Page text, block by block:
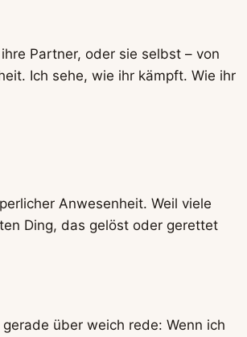
Partner, oder sie selbst – von
Ich sehe, wie ihr kämpft. Wie ihr
Anwesenheit. Weil viele
Ding, das gelöst oder gerettet
über weich rede: Wenn ich